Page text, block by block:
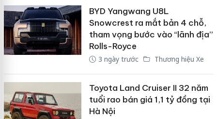
BYD Yangwang U8L
Snowcrest ra mắt bản 4 chỗ,
tham vọng bước vào “lãnh địa”
Rolls-Royce
3 ngày trước Thương hiệu Xe
Toyota Land Cruiser II 32 năm
tuổi rao bán giá 1,1 tỷ đồng tại
Hà Nội